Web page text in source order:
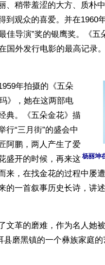
、稍带羞涩的大方、质朴
到观众的喜爱。并在1960
佳导演”奖的银鹰奖。《
国外发行电影的最高记录
杨丽坤
年拍摄的《五朵
》，她在这两部电
典。《五朵金花》描
行“三月街”的盛会中
阿鹏，两人产生了爱
盛开的时候，再来这
来，在找金花的过程中屡
的一首叙事历史长诗，讲
文革的磨难，作为名人她
县磨黑镇的一个彝族家庭